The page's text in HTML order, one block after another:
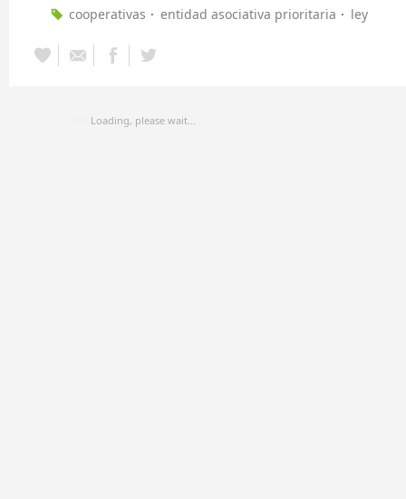
cooperativas entidad asociativa prioritaria ley
Loading, please wait...